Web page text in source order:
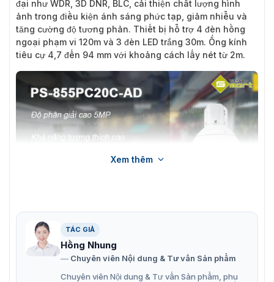
đại như WDR, 3D DNR, BLC, cải thiện chất lượng hình
ảnh trong điều kiện ánh sáng phức tạp, giảm nhiễu và
tăng cường độ tương phản. Thiết bị hỗ trợ 4 đèn hồng
ngoại phạm vi 120m và 3 đèn LED trắng 30m. Ống kính
tiêu cự 4,7 đến 94 mm với khoảng cách lấy nét từ 2m.
Camera IP 5MP ZKTeco PS-855PC20C-AD
Camera ZKTeco PS-855PC20C-AD có
Xem thêm
TÁC GIẢ
Hồng Nhung
Chuyên viên Nội dung & Tư vấn Sản phẩm
Chuyên viên Nội dung & Tư vấn Sản phẩm, phụ